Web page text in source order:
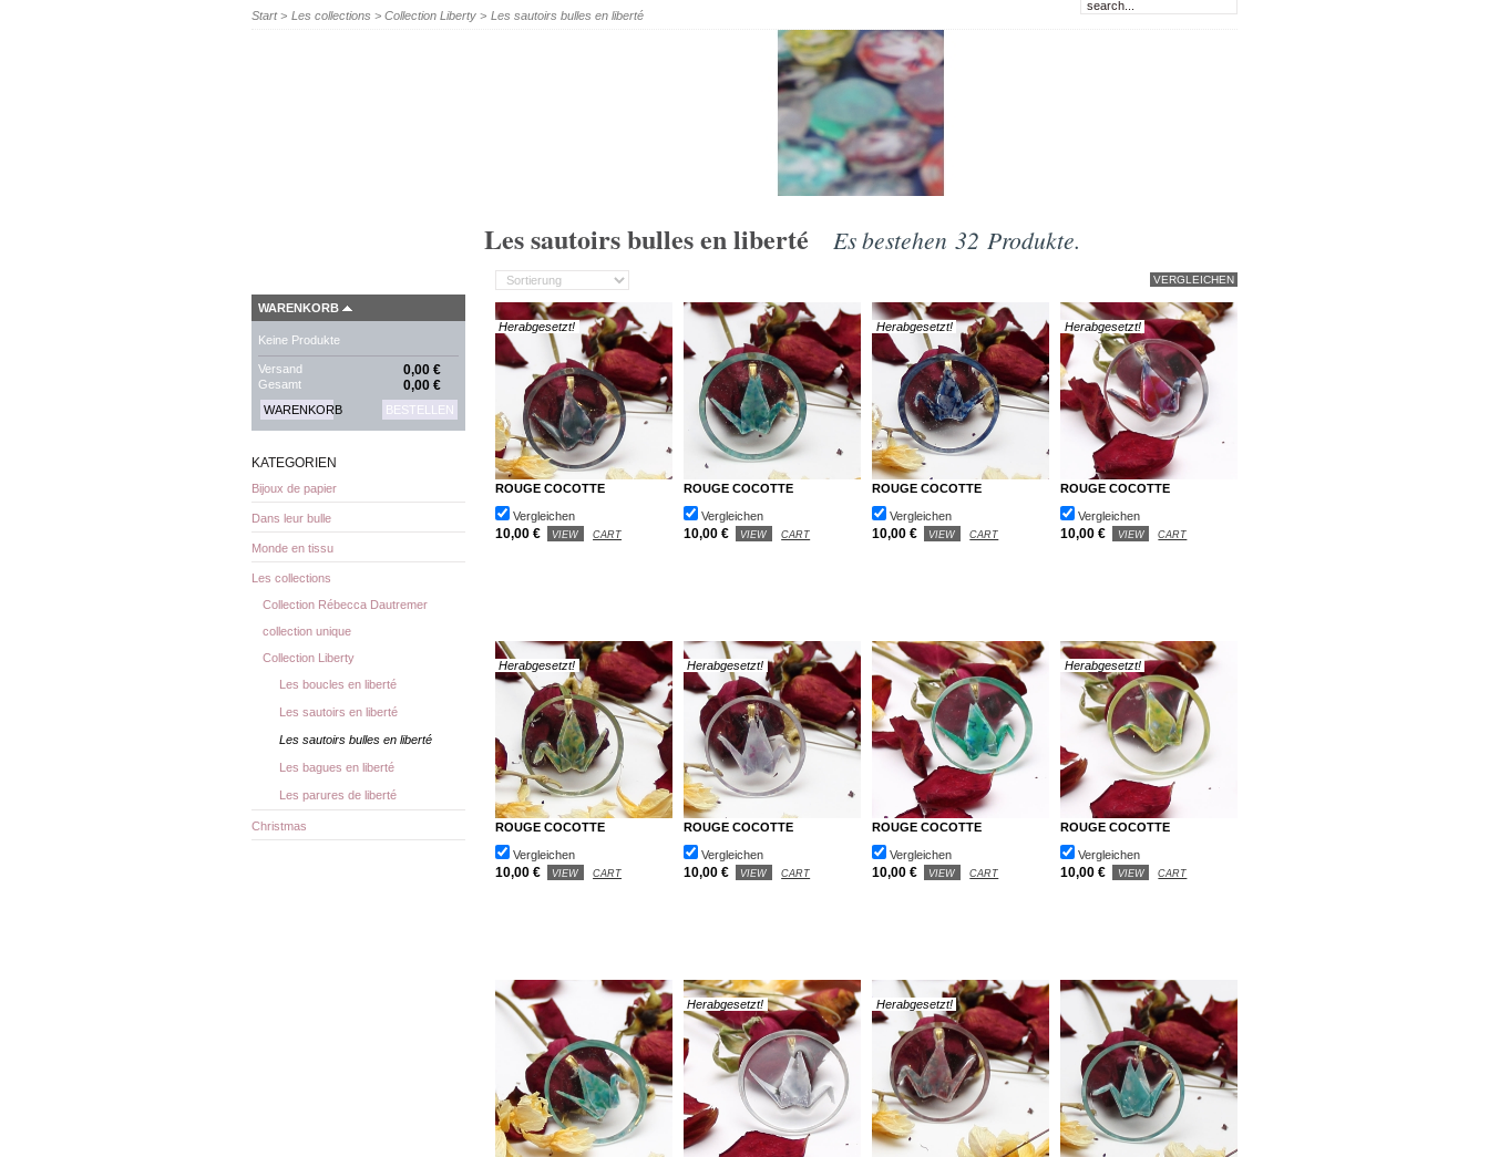
Start > Les collections > Collection Liberty > Les sautoirs bulles en liberté
Les sautoirs bulles en liberté Es bestehen 32 Produkte.
Herabgesetzt!
ROUGE COCOTTE
Vergleichen
10,00 € VIEW CART
ROUGE COCOTTE
Vergleichen
10,00 € VIEW CART
Herabgesetzt!
ROUGE COCOTTE
Vergleichen
10,00 € VIEW CART
Herabgesetzt!
ROUGE COCOTTE
Vergleichen
10,00 € VIEW CART
Herabgesetzt!
ROUGE COCOTTE
Vergleichen
10,00 € VIEW CART
Herabgesetzt!
ROUGE COCOTTE
Vergleichen
10,00 € VIEW CART
ROUGE COCOTTE
Vergleichen
10,00 € VIEW CART
Herabgesetzt!
ROUGE COCOTTE
Vergleichen
10,00 € VIEW CART
Herabgesetzt! Herabgesetzt!
WARENKORB
Keine Produkte
Versand 0,00 €
Gesamt 0,00 €
WARENKORB BESTELLEN
KATEGORIEN
Bijoux de papier
Dans leur bulle
Monde en tissu
Les collections
Collection Rébecca Dautremer
collection unique
Collection Liberty
Les boucles en liberté
Les sautoirs en liberté
Les sautoirs bulles en liberté
Les bagues en liberté
Les parures de liberté
Christmas